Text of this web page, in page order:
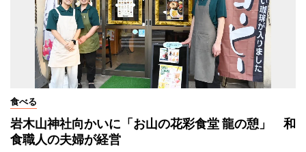
食べる
岩木山神社向かいに「お山の花彩食堂 龍の憩」 和
食職人の夫婦が経営